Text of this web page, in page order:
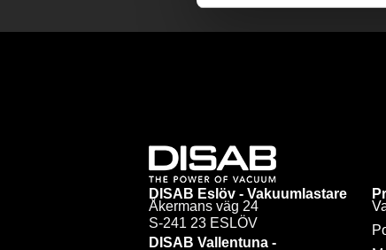
DISAB Eslöv - Vakuumlastare
Åkermans väg 24
S-241 23 ESLÖV
DISAB Vallentuna -